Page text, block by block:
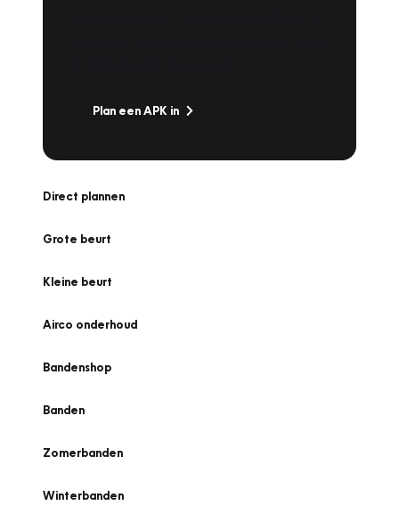
Plan een APK in
Direct plannen
Grote beurt
Kleine beurt
Airco onderhoud
Bandenshop
Banden
Zomerbanden
Winterbanden